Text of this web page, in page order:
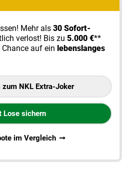
Mehr als 30 Sofort-
verlost! Bis zu 5.000 €**
auf ein lebenslanges
zum NKL Extra-Joker
Lose sichern
im Vergleich